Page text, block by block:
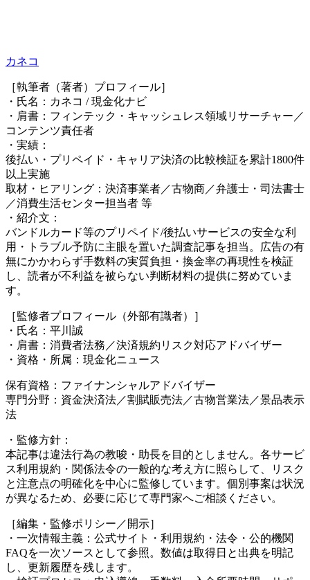
カネコ
［執筆者（著者）プロフィール］
・氏名：カネコ / 現金化ナビ
・肩書：フィンテック・キャッシュレス領域リサーチャー／
コンテンツ責任者
・実績：
後払い・プリペイド・キャリア決済の比較検証を累計1800件
以上実施
取材・ヒアリング：決済事業者／古物商／弁護士・司法書士
／消費生活センター担当者 等
・紹介文：
バンドルカード等のプリペイド/後払いサービスの安全な利
用・トラブル予防に主眼を置いた調査記事を担当。広告の有
無にかかわらず手数料の実質負担・換金率の再現性を検証
し、読者が不利益を被らない判断材料の提供に努めていま
す。
［監修者プロフィール（外部有識者）］
・氏名：平川誠
・肩書：消費者法務／決済規約リスク対応アドバイザー
・資格・所属：現金化ニュース
保有資格：ファイナンシャルアドバイザー
専門分野：資金決済法／割賦販売法／古物営業法／景品表示
法
・監修方針：
本記事は違法行為の教唆・助長を目的としません。各サービ
ス利用規約・関係法令の一般的な考え方に照らして、リスク
と注意点の明確化を中心に監修しています。個別事案は状況
が異なるため、必要に応じて専門家へご相談ください。
［編集・監修ポリシー／開示］
・一次情報主義：公式サイト・利用規約・法令・公的機関
FAQを一次ソースとして参照。数値は取得日と出典を明記
し、更新履歴を残します。